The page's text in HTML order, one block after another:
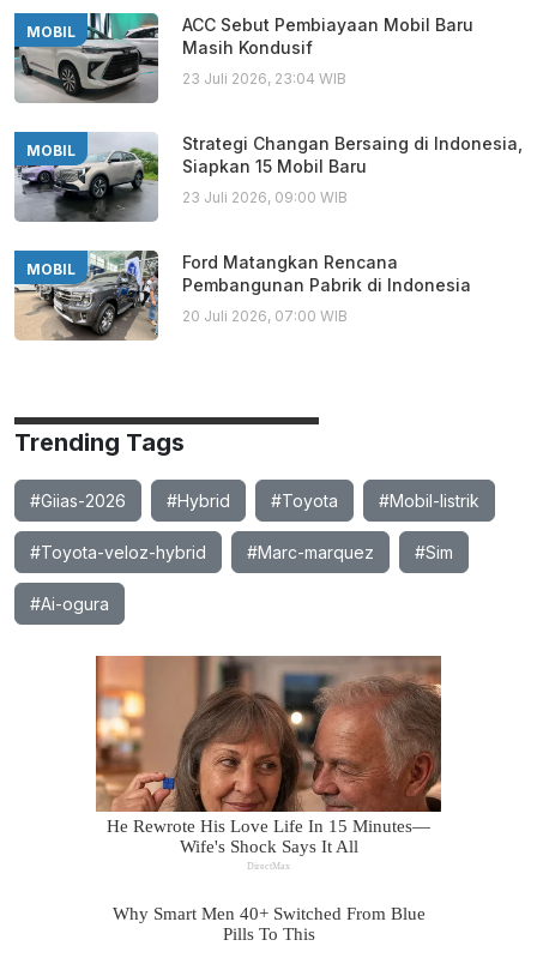
MOBIL
ACC Sebut Pembiayaan Mobil Baru
Masih Kondusif
23 Juli 2026, 23:04 WIB
MOBIL
Strategi Changan Bersaing di Indonesia,
Siapkan 15 Mobil Baru
23 Juli 2026, 09:00 WIB
MOBIL
Ford Matangkan Rencana
Pembangunan Pabrik di Indonesia
20 Juli 2026, 07:00 WIB
Trending Tags
#Giias-2026 #Hybrid #Toyota #Mobil-listrik
#Toyota-veloz-hybrid #Marc-marquez #Sim
#Ai-ogura